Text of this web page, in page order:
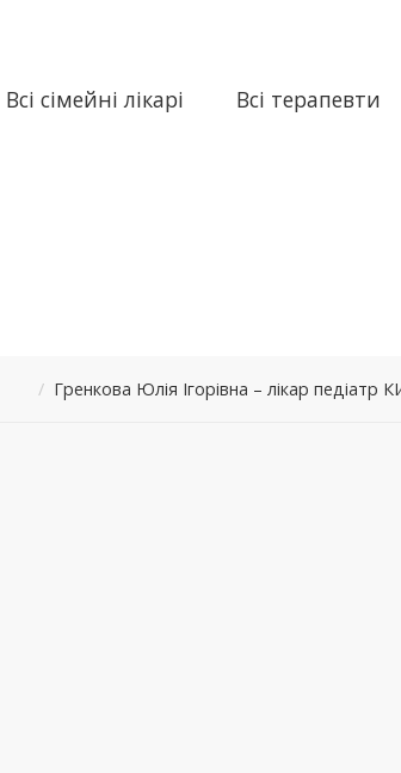
Всі сімейні лікарі Всі терапевти
/ Гренкова Юлія Ігорівна – лікар педіатр